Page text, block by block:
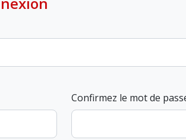
Confirmez le mot de